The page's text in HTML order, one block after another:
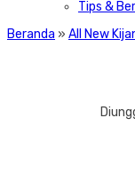
Tips &
Beranda » All New